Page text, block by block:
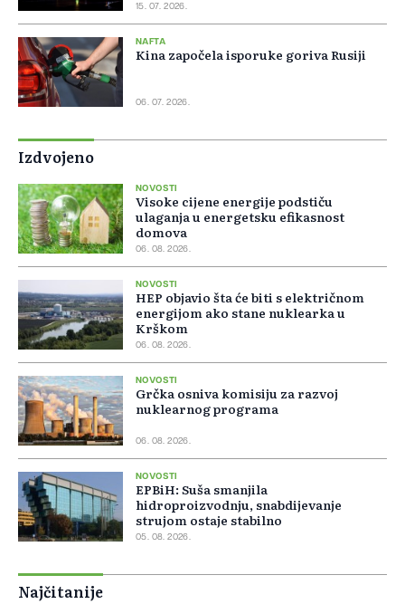
15. 07. 2026.
NAFTA
Kina započela isporuke goriva Rusiji
06. 07. 2026.
Izdvojeno
NOVOSTI
Visoke cijene energije podstiču
ulaganja u energetsku efikasnost
domova
06. 08. 2026.
NOVOSTI
HEP objavio šta će biti s električnom
energijom ako stane nuklearka u
Krškom
06. 08. 2026.
NOVOSTI
Grčka osniva komisiju za razvoj
nuklearnog programa
06. 08. 2026.
NOVOSTI
EPBiH: Suša smanjila
hidroproizvodnju, snabdijevanje
strujom ostaje stabilno
05. 08. 2026.
Najčitanije